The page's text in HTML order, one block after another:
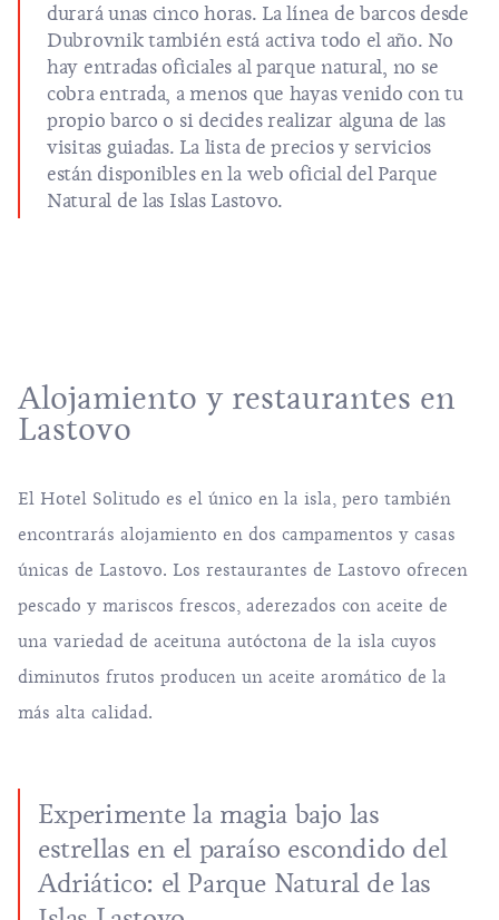
durará unas cinco horas. La línea de barcos desde
Dubrovnik también está activa todo el año. No
hay entradas oficiales al parque natural, no se
cobra entrada, a menos que hayas venido con tu
propio barco o si decides realizar alguna de las
visitas guiadas. La lista de precios y servicios
están disponibles en la web oficial del Parque
Natural de las Islas Lastovo.
Alojamiento y restaurantes en
Lastovo
El Hotel Solitudo es el único en la isla, pero también
encontrarás alojamiento en dos campamentos y casas
únicas de Lastovo. Los restaurantes de Lastovo ofrecen
pescado y mariscos frescos, aderezados con aceite de
una variedad de aceituna autóctona de la isla cuyos
diminutos frutos producen un aceite aromático de la
más alta calidad.
Experimente la magia bajo las
estrellas en el paraíso escondido del
Adriático: el Parque Natural de las